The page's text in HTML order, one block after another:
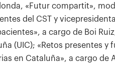
«Futur compartit»,
del CST y
a cargo de Boi
(UIC); «Retos presentes y
en Cataluña», a cargo de